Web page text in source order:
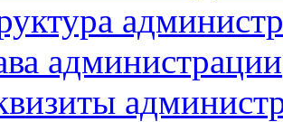
администрации